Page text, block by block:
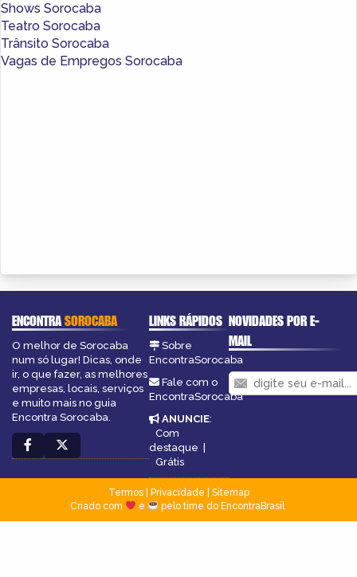
Shows Sorocaba
Teatro Sorocaba
Trânsito Sorocaba
Vagas de Empregos Sorocaba
ENCONTRASOROCABA
O melhor de Sorocaba
num só lugar! Dicas, onde
ir, o que fazer, as melhores
empresas, locais, serviços
e muito mais no guia
Encontra Sorocaba.
LINKS RÁPIDOS
Sobre
EncontraSorocaba
Fale com o
EncontraSorocaba
ANUNCIE:
Com
destaque
Grátis
NOVIDADES POR E-
MAIL
Termos| Privacidade
Sitemap
Criado com
e pelo time do EncontraBrasil